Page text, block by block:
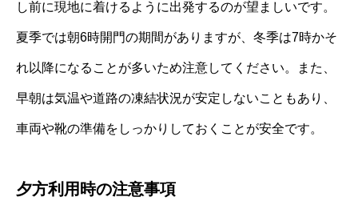
し前に現地に着けるように出発するのが望ましいです。
夏季では朝6時開門の期間がありますが、冬季は7時かそ
れ以降になることが多いため注意してください。また、
早朝は気温や道路の凍結状況が安定しないこともあり、
車両や靴の準備をしっかりしておくことが安全です。
夕方利用時の注意事項